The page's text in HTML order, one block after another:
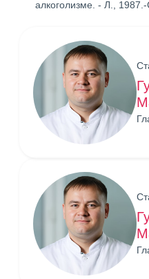
алкоголизме. - Л., 1987.-